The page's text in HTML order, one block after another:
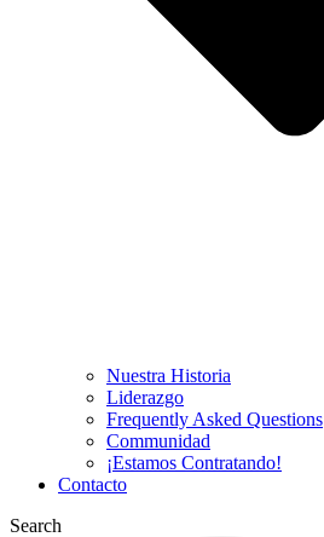
Nuestra Historia
Liderazgo
Frequently Asked Questions
Communidad
¡Estamos Contratando!
Contacto
Search